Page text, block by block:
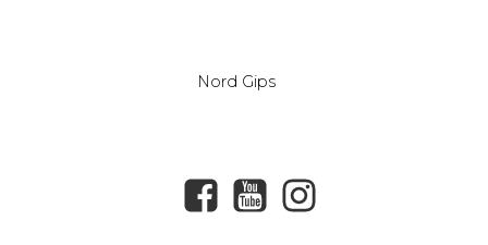
Nord Gips